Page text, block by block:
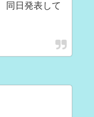
同日発表して